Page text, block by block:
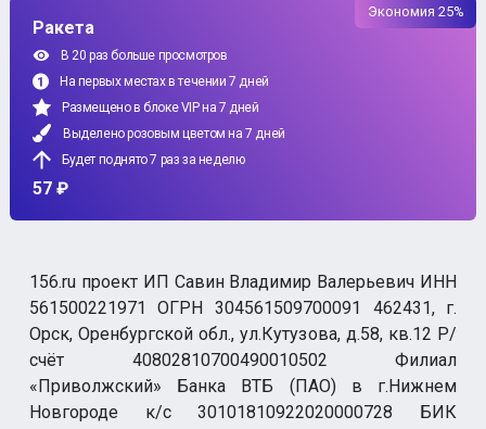
Ракета
В 20 раз больше просмотров
На первых местах в течении 7 дней
Размещено в блоке VIP на 7 дней
Выделено розовым цветом на 7 дней
Будет поднято 7 раз за неделю
57 ₽
Экономия 25%
156.ru проект ИП Савин Владимир Валерьевич ИНН
561500221971 ОГРН 304561509700091 462431, г.
Орск, Оренбургской обл., ул.Кутузова, д.58, кв.12 Р/
счёт 40802810700490010502 Филиал
«Приволжский» Банка ВТБ (ПАО) в г.Нижнем
Новгороде к/с 30101810922020000728 БИК